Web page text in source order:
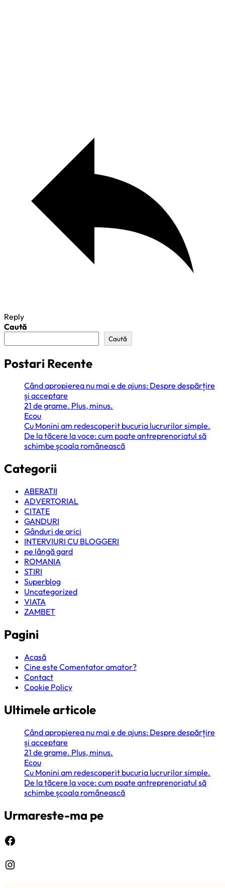
Reply
Caută
Caută
Postari Recente
Când apropierea nu mai e de ajuns: Despre despărțire
și acceptare
21 de grame. Plus, minus.
Ecou
Cu Monini am redescoperit bucuria lucrurilor simple.
De la tăcere la voce: cum poate antreprenoriatul să
schimbe școala românească
Categorii
ABERATII
ADVERTORIAL
CITATE
GANDURI
Gânduri de arici
INTERVIURI CU BLOGGERI
pe lângă gard
ROMANIA
STIRI
Superblog
Uncategorized
VIATA
ZAMBET
Pagini
Acasă
Cine este Comentator amator?
Contact
Cookie Policy
Ultimele articole
Când apropierea nu mai e de ajuns: Despre despărțire
și acceptare
21 de grame. Plus, minus.
Ecou
Cu Monini am redescoperit bucuria lucrurilor simple.
De la tăcere la voce: cum poate antreprenoriatul să
schimbe școala românească
Urmareste-ma pe
Facebook
Instagram